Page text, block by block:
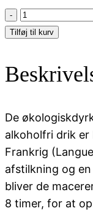
LE
PETIT
CABERNET
ROSE
Alkoholfri
antal
Tilføj til kurv
De
alkoholfri drik er
Frankrig
afstilkning og
bliver de
8 timer, for at